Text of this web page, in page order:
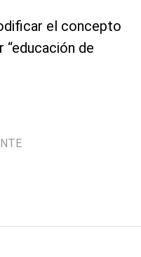
el concepto
“educación de